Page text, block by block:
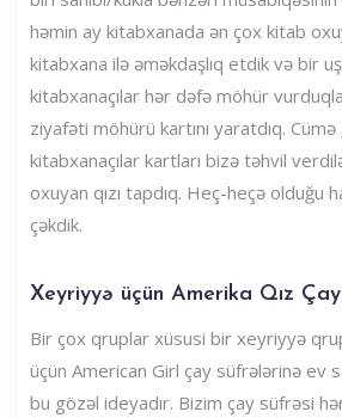
həmin ay kitabxanada ən çox kitab
kitabxana ilə əməkdaşlıq etdik və bir
kitabxanaçılar hər dəfə möhür
ziyafəti möhürü kartını yaratdıq.
kitabxanaçılar kartları bizə təhvil
oxuyan qızı tapdıq. Heç-heçə olduğu
çəkdik.
Xeyriyyə üçün Amerika Qız
Bir çox qruplar xüsusi bir xeyriyyə
üçün American Girl çay süfrələrinə ev
bu gözəl ideyadır. Bizim çay süfrəsi